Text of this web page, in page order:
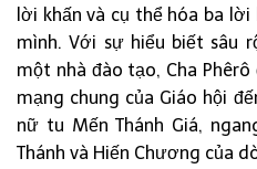
lời khấn và cụ thể hóa ba
mình. Với sự hiểu biết sâu
một nhà đào tạo, Cha
mạng chung của Giáo hội
nữ tu Mến Thánh Giá,
Thánh và Hiến Chương của